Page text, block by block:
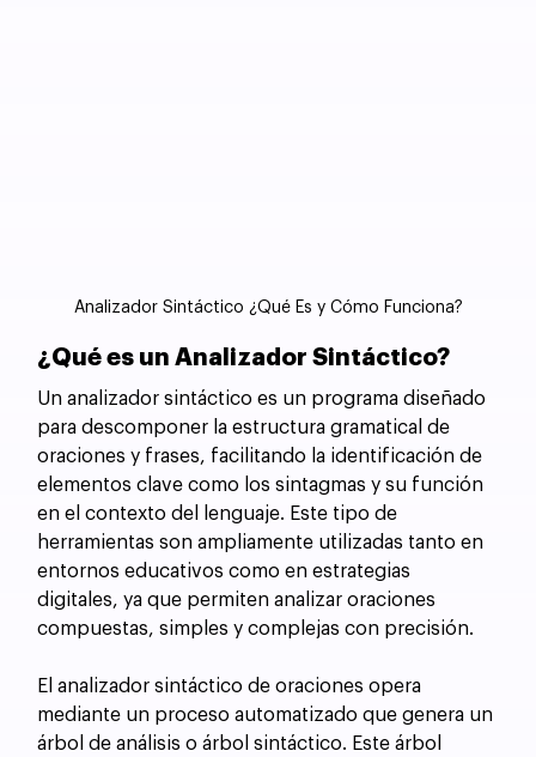
Analizador Sintáctico ¿Qué Es y Cómo Funciona?
¿Qué es un Analizador Sintáctico?
Un analizador sintáctico es un programa diseñado
para descomponer la estructura gramatical de
oraciones y frases, facilitando la identificación de
elementos clave como los sintagmas y su función
en el contexto del lenguaje. Este tipo de
herramientas son ampliamente utilizadas tanto en
entornos educativos como en estrategias
digitales, ya que permiten analizar oraciones
compuestas, simples y complejas con precisión.
El analizador sintáctico de oraciones opera
mediante un proceso automatizado que genera un
árbol de análisis o árbol sintáctico. Este árbol